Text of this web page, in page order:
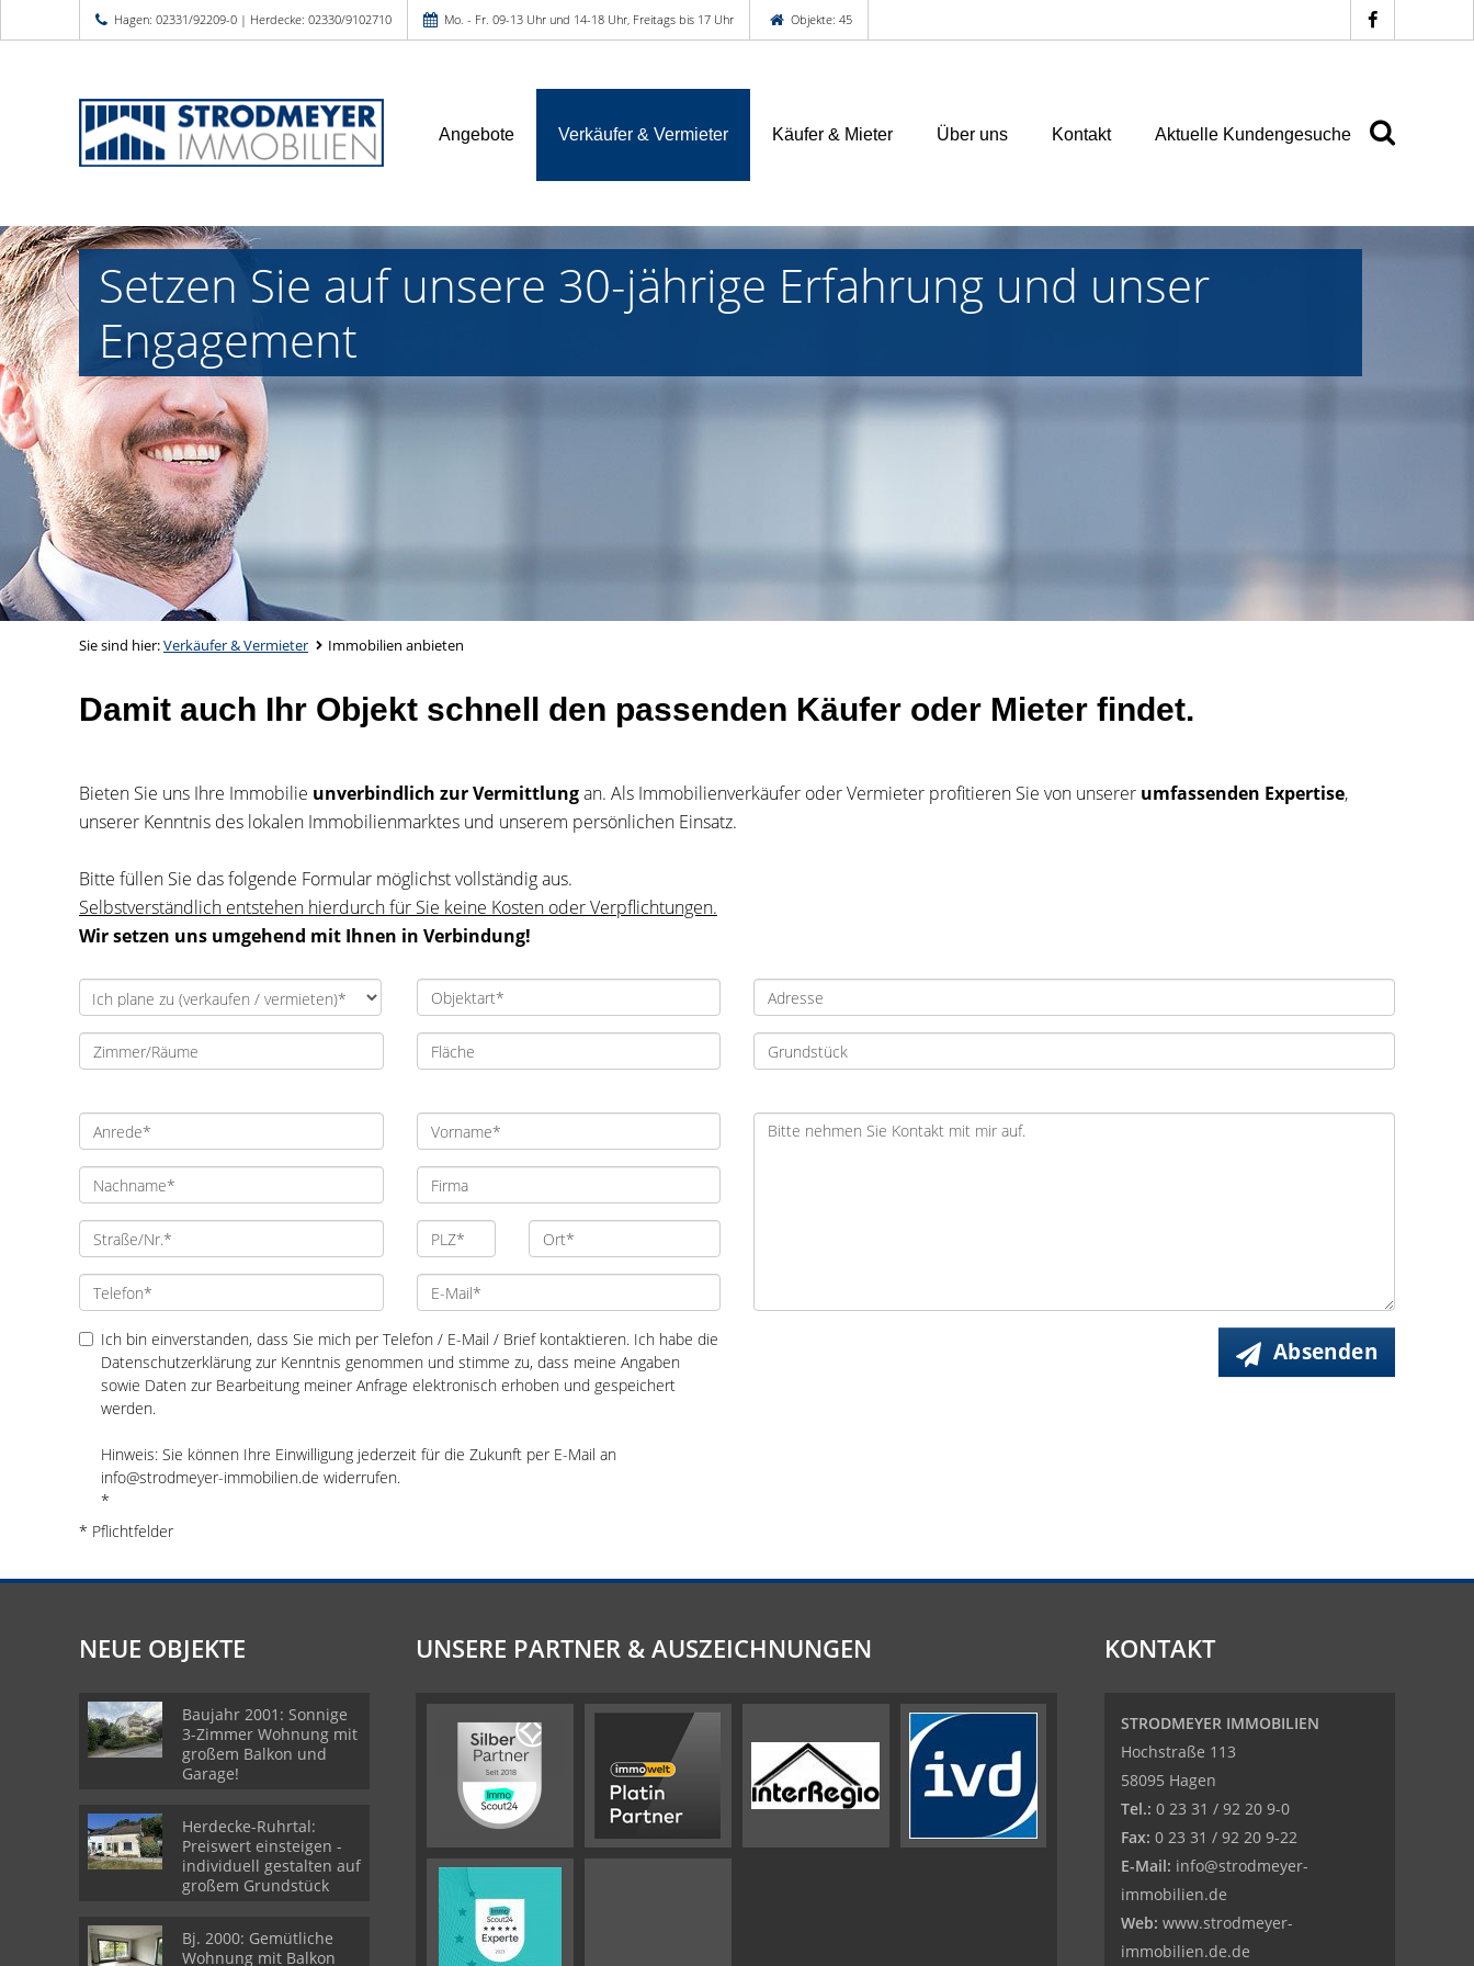
Hagen: 02331/92209-0 | Herdecke: 02330/9102710 Mo. - Fr. 09-13 Uhr und 14-18 Uhr, Freitags bis 17 Uhr Objekte: 45
Angebote Verkäufer & Vermieter Käufer & Mieter Über uns Kontakt Aktuelle Kundengesuche
Setzen Sie auf unsere 30-jährige Erfahrung und unser
Engagement
Sie sind hier:Verkäufer & Vermieter Immobilien anbieten
Damit auch Ihr Objekt schnell den passenden Käufer oder Mieter findet.
Bieten Sie uns Ihre Immobilie unverbindlich zur Vermittlungan. Als Immobilienverkäufer oder Vermieter profitieren Sie von unserer umfassenden Expertise,
unserer Kenntnis des lokalen Immobilienmarktes und unserem persönlichen Einsatz.
Bitte füllen Sie das folgende Formular möglichst vollständig aus.
Selbstverständlich entstehen hierdurch für Sie keine Kosten oder Verpflichtungen.
Wir setzen uns umgehend mit Ihnen in Verbindung!
Ich bin einverstanden, dass Sie mich per Telefon / E-Mail / Brief kontaktieren. Ich habe die
Datenschutzerklärung zur Kenntnis genommen und stimme zu, dass meine Angaben
sowie Daten zur Bearbeitung meiner Anfrage elektronisch erhoben und gespeichert
werden.
Hinweis: Sie können Ihre Einwilligung jederzeit für die Zukunft per E-Mail an
info@strodmeyer-immobilien.de widerrufen.
*
* Pflichtfelder
Absenden
NEUE OBJEKTE
Baujahr 2001: Sonnige
3-Zimmer Wohnung mit
großem Balkon und
Garage!
Herdecke-Ruhrtal:
Preiswert einsteigen -
individuell gestalten auf
großem Grundstück
Bj. 2000: Gemütliche
Wohnung mit Balkon
UNSERE PARTNER & AUSZEICHNUNGEN KONTAKT
STRODMEYER IMMOBILIEN
Hochstraße 113
58095 Hagen
Tel.: 0 23 31 / 92 20 9-0
Fax: 0 23 31 / 92 20 9-22
E-Mail: info@strodmeyer-
immobilien.de
Web: www.strodmeyer-
immobilien.de.de